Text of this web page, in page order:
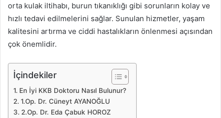
orta kulak iltihabı, burun tıkanıklığı gibi sorunların kolay ve
hızlı tedavi edilmelerini sağlar. Sunulan hizmetler, yaşam
kalitesini artırma ve ciddi hastalıkların önlenmesi açısından
çok önemlidir.
İçindekiler
En İyi KKB Doktoru Nasıl Bulunur?
1.Op. Dr. Cüneyt AYANOĞLU
2.Op. Dr. Eda Çabuk HOROZ